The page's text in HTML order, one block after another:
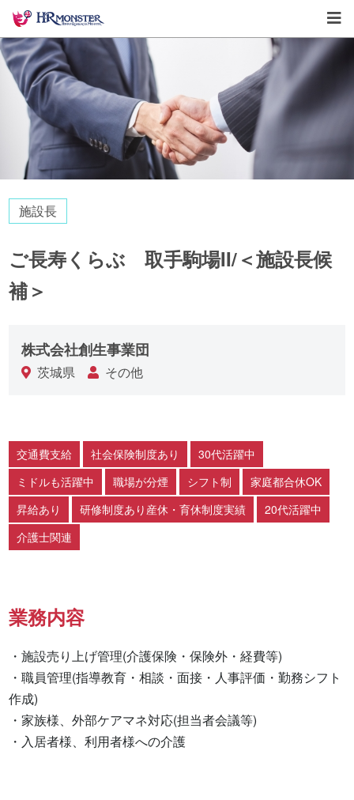
施設長
ご長寿くらぶ 取手駒場II/＜施設長候
補＞
株式会社創生事業団
茨城県 その他
交通費支給 社会保険制度あり
30代活躍中
ミドルも活躍中
職場が分煙 シフト制
家庭都合休OK
昇給あり
研修制度あり産休・育休制度実績
20代活躍中
介護士関連
業務内容
・施設売り上げ管理(介護保険・保険外・経費等)
・職員管理(指導教育・相談・面接・人事評価・勤務シフト
作成)
・家族様、外部ケアマネ対応(担当者会議等)
・入居者様、利用者様への介護